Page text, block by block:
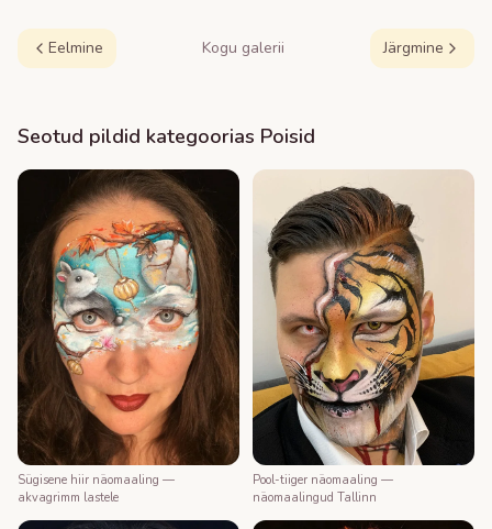
Eelmine Kogu galerii Järgmine
Seotud pildid kategoorias Poisid
Sügisene hiir näomaaling —
akvagrimm lastele
Pool-tiiger näomaaling —
näomaalingud Tallinn